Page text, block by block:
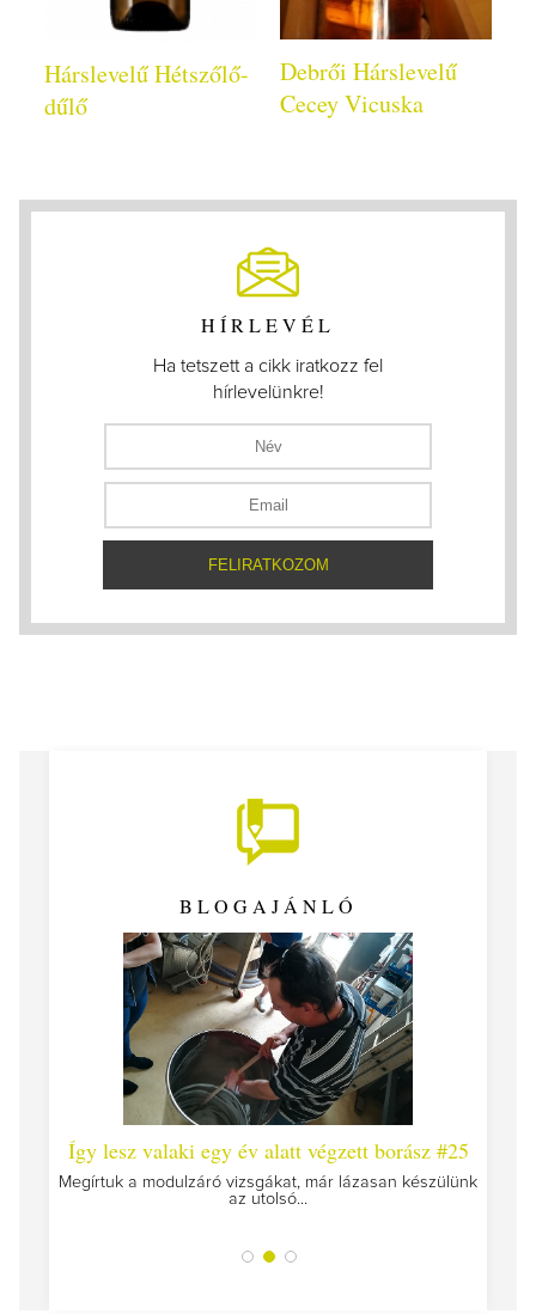
Hárslevelű Hétszőlő-
dűlő
Debrői Hárslevelű
Cecey Vicuska
HÍRLEVÉL
Ha tetszett a cikk iratkozz fel
hírlevelünkre!
BLOGAJÁNLÓ
Így lesz valaki egy év alatt végzett borász #25
Megírtuk a modulzáró vizsgákat, már lázasan készülünk
az utolsó...